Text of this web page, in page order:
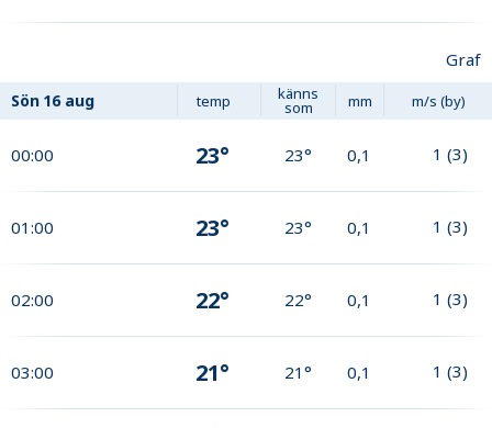
Graf
Sön 16 aug temp känns
som mm m/s (by)
00:00 23° 23° 0,1 1 (3)
01:00 23° 23° 0,1 1 (3)
02:00 22° 22° 0,1 1 (3)
03:00 21° 21° 0,1 1 (3)